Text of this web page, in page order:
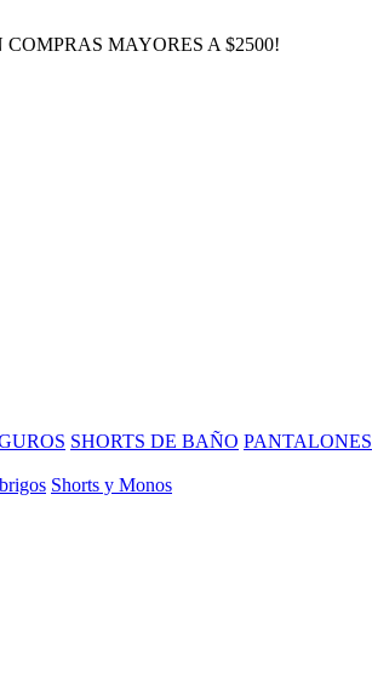
COMPRAS MAYORES A $2500!
SHORTS DE BAÑO PANTALONES
Shorts y Monos